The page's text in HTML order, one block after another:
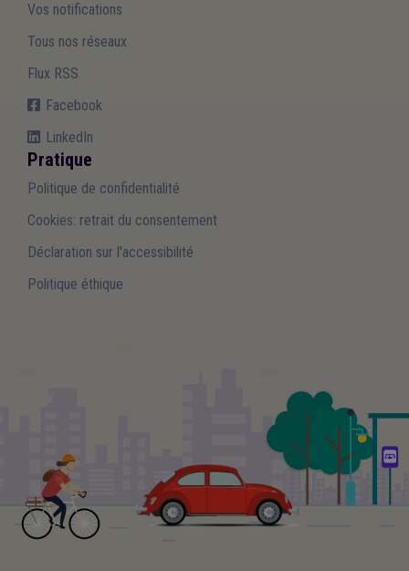
Vos notifications
Tous nos réseaux
Flux RSS
Facebook
LinkedIn
Pratique
Politique de confidentialité
Cookies: retrait du consentement
Déclaration sur l'accessibilité
Politique éthique